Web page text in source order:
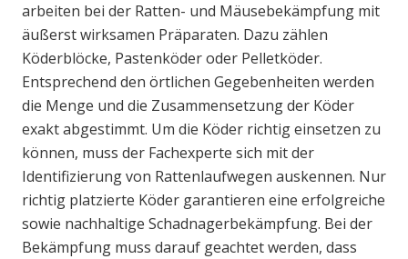
arbeiten bei der Ratten- und Mäusebekämpfung mit
äußerst wirksamen Präparaten. Dazu zählen
Köderblöcke, Pastenköder oder Pelletköder.
Entsprechend den örtlichen Gegebenheiten werden
die Menge und die Zusammensetzung der Köder
exakt abgestimmt. Um die Köder richtig einsetzen zu
können, muss der Fachexperte sich mit der
Identifizierung von Rattenlaufwegen auskennen. Nur
richtig platzierte Köder garantieren eine erfolgreiche
sowie nachhaltige Schadnagerbekämpfung. Bei der
Bekämpfung muss darauf geachtet werden, dass